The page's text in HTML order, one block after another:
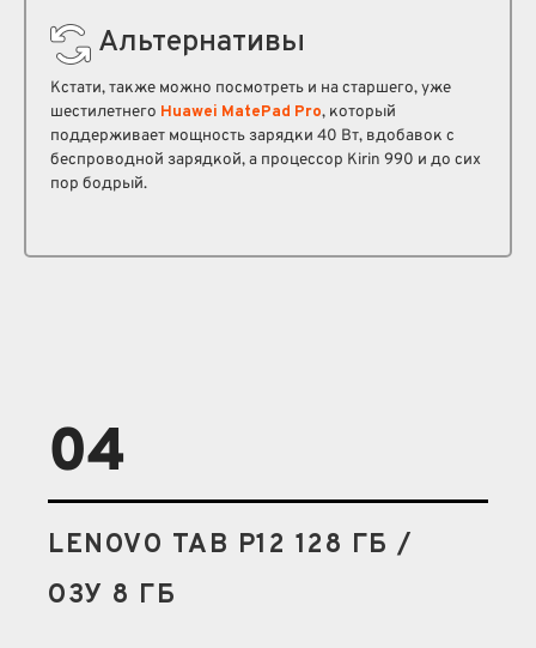
Альтернативы
Кстати, также можно посмотреть и на старшего, уже
шестилетнего Huawei MatePad Pro, который
поддерживает мощность зарядки 40 Вт, вдобавок с
беспроводной зарядкой, а процессор Kirin 990 и до сих
пор бодрый.
04
LENOVO TAB P12 128 ГБ /
ОЗУ 8 ГБ